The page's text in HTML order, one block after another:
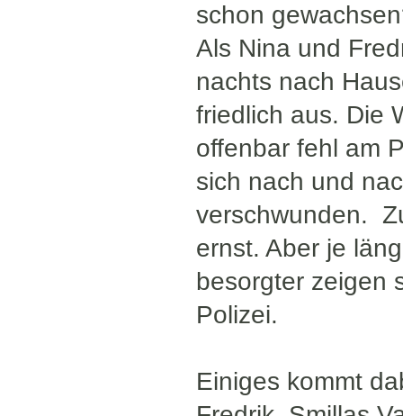
schon
Als Nina und
nachts nach
friedlich aus. Die
offenbar fehl am
sich nach und
verschwunden.
ernst. Aber je
besorgter zeigen
Polizei.
Einiges kommt